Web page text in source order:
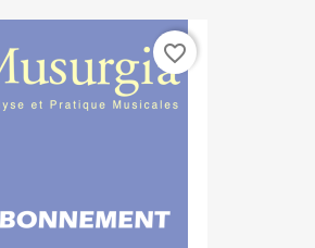
favorite_border